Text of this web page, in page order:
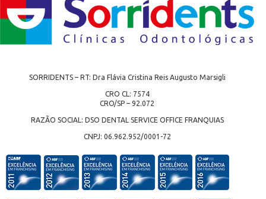
SORRIDENTS – RT: Dra Flávia Cristina Reis Augusto Marsigli
CRO CL: 7574
CRO/SP – 92.072
RAZÃO SOCIAL: DSO DENTAL SERVICE OFFICE FRANQUIAS
CNPJ: 06.962.952/0001-72